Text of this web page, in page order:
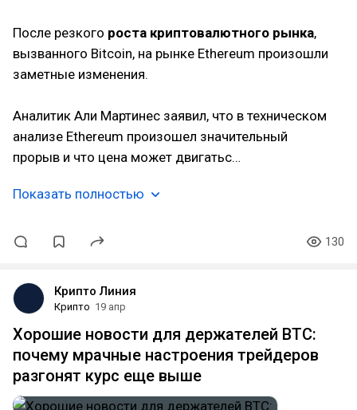
После резкого роста криптовалютного рынка,
вызванного Bitcoin, на рынке Ethereum произошли
заметные изменения.
Аналитик Али Мартинес заявил, что в техническом
анализе Ethereum произошел значительный
прорыв и что цена может двигатьс…
Показать полностью
130
Крипто Линия
Крипто 19 апр
Хорошие новости для держателей BTC:
почему мрачные настроения трейдеров
разгонят курс еще выше